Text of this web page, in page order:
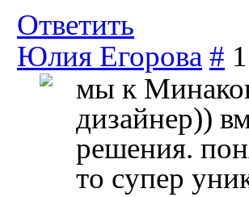
Ответить
Юлия Егорова #
мы к
дизайнер))
решения.
то супер